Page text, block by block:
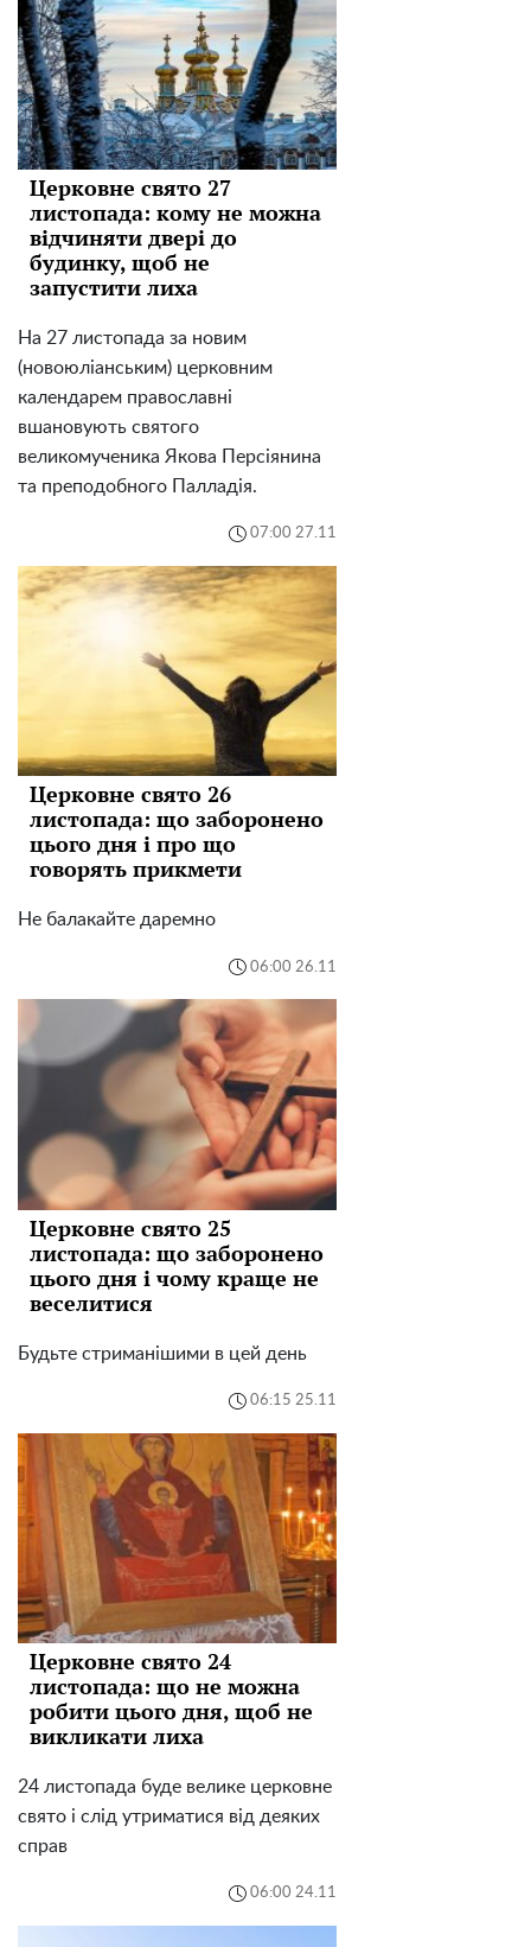
Церковне свято 27
листопада: кому не можна
відчиняти двері до
будинку, щоб не
запустити лиха
На 27 листопада за новим
(новоюліанським) церковним
календарем православні
вшановують святого
великомученика Якова Персіянина
та преподобного Палладія.
07:00 27.11
Церковне свято 26
листопада: що заборонено
цього дня і про що
говорять прикмети
Не балакайте даремно
06:00 26.11
Церковне свято 25
листопада: що заборонено
цього дня і чому краще не
веселитися
Будьте стриманішими в цей день
06:15 25.11
Церковне свято 24
листопада: що не можна
робити цього дня, щоб не
викликати лиха
24 листопада буде велике церковне
свято і слід утриматися від деяких
справ
06:00 24.11